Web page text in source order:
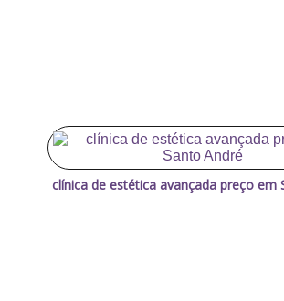
clínica de estética avançada preço em